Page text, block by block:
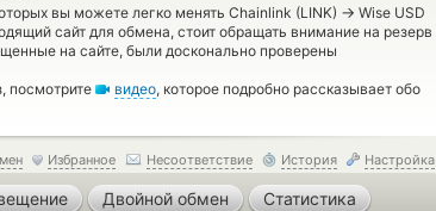
вы можете легко менять Chainlink (LINK) → Wise USD
сайт для обмена, стоит обращать внимание на резерв
на сайте, были досконально проверены
посмотрите
видео, которое подробно рассказывает обо
Избранное Несоответствие История Настройка
Двойной обмен Статистика